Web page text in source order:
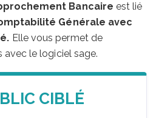
Bancaireest lié
Générale avec
Elle vous permet de
avec le logiciel sage.
CIBLÉ